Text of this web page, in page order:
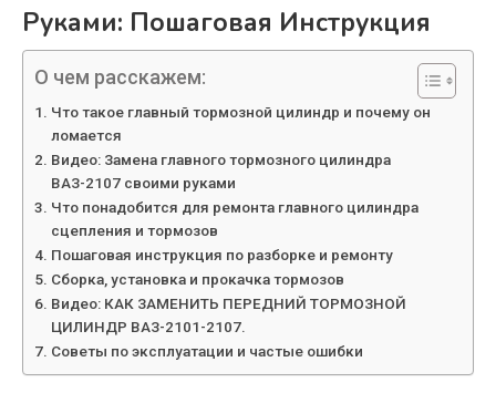
Руками: Пошаговая Инструкция
О чем расскажем:
Что такое главный тормозной цилиндр и почему он
ломается
Видео: Замена главного тормозного цилиндра
ВАЗ-2107 своими руками
Что понадобится для ремонта главного цилиндра
сцепления и тормозов
Пошаговая инструкция по разборке и ремонту
Сборка, установка и прокачка тормозов
Видео: КАК ЗАМЕНИТЬ ПЕРЕДНИЙ ТОРМОЗНОЙ
ЦИЛИНДР ВАЗ-2101-2107.
Советы по эксплуатации и частые ошибки